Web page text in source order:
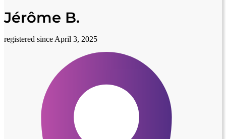
Jérôme B.
registered since April 3, 2025